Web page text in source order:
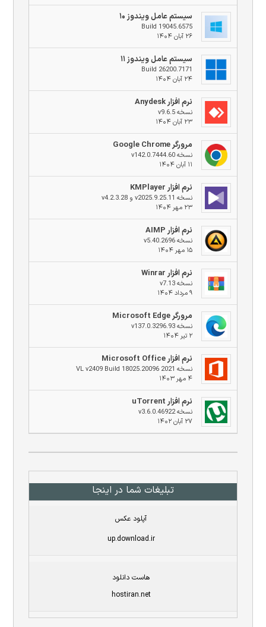
سیستم عامل ویندوز ۱۰
Build 19045.6575
۲۶ آبان ۱۴۰۴
سیستم عامل ویندوز ۱۱
Build 26200.7171
۲۴ آبان ۱۴۰۴
نرم افزار Anydesk
نسخه v9.6.5
۲۳ آبان ۱۴۰۴
مرورگر Google Chrome
نسخه v142.0.7444.60
۱۱ آبان ۱۴۰۴
نرم افزار KMPlayer
نسخه v2025.9.25.11 و v4.2.3.28
۲۳ مهر ۱۴۰۴
نرم افزار AIMP
نسخه v5.40.2696
۱۵ مهر ۱۴۰۴
نرم افزار Winrar
نسخه v7.13
۹ مرداد ۱۴۰۴
مرورگر Microsoft Edge
نسخه v137.0.3296.93
۲ تیر ۱۴۰۴
نرم افزار Microsoft Office
نسخه 2021 VL v2409 Build 18025.20096
۴ مهر ۱۴۰۳
نرم افزار uTorrent
نسخه v3.6.0.46922
۲۷ آبان ۱۴۰۲
تبلیغات شما در اینجا
آپلود عکس
up.download.ir
هاست دانلود
hostiran.net